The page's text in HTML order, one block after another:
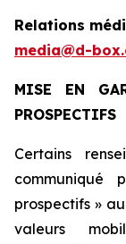
Relations
media@d-
MISE EN
PROSPECTIFS
Certains
communiqué
prospectifs »
valeurs